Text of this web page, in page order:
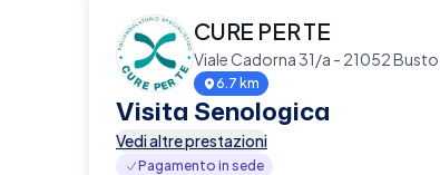
CURE PER TE
Viale Cadorna 31/a - 21052
6.7 km
Visita Senologica
Vedi altre prestazioni
Pagamento in sede